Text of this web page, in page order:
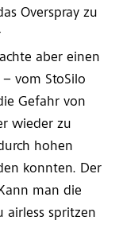
Overspray zu
aber einen
vom StoSilo
Gefahr von
wieder zu
hohen
konnten. Der
man die
airless spritzen